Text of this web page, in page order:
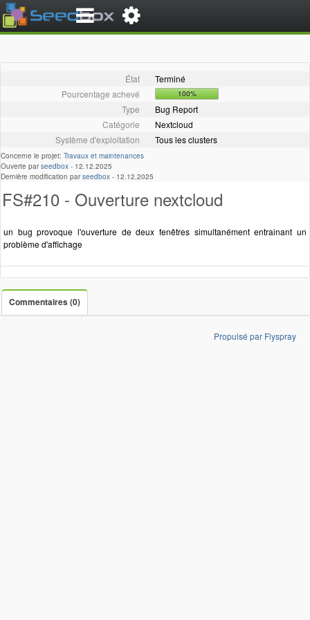
État
Terminé
Pourcentage achevé
100%
Type
Bug Report
Catégorie
Nextcloud
Système d'exploitation
Tous les clusters
Concerne le projet: Travaux et maintenances
Ouverte parseedbox - 12.12.2025
Dernière modification parseedbox - 12.12.2025
FS#210 - Ouverture nextcloud
un bug provoque l'ouverture de deux fenêtres simultanément entrainant un
problème d'affichage
Commentaires (0)
Propulsé par Flyspray